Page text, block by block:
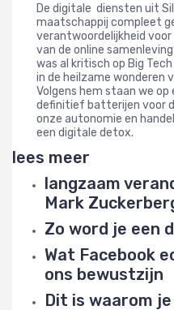
De digitale diensten uit
maatschappij compleet
verantwoordelijkheid
van de online
was al kritisch op Big
in de heilzame wonderen
Volgens hem staan we
definitief batterijen voor
onze autonomie en
een digitale detox.
lees meer
langzaam
Mark
Zo word je een
Wat Facebook
ons bewustzijn
Dit is waarom